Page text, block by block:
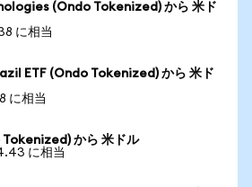
(Ondo Tokenized) から 米ド
に相当
ETF (Ondo Tokenized) から 米ド
に相当
から 米ドル
に相当